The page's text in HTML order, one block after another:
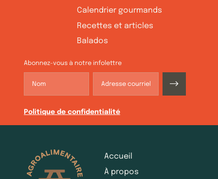
Calendrier gourmands
Recettes et articles
Balados
Abonnez-vous à notre infolettre
Politique de confidentialité
Accueil
À propos